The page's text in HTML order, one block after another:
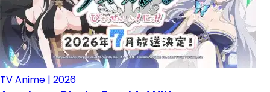
TV Anime | 2026